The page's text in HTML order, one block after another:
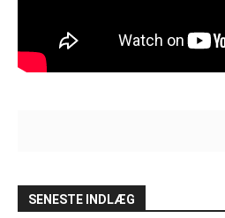
SENESTE INDLÆG